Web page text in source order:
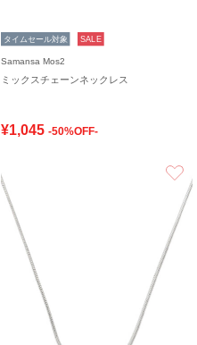
タイムセール対象 SALE
Samansa Mos2
ミックスチェーンネックレス
¥1,045 -50%OFF-